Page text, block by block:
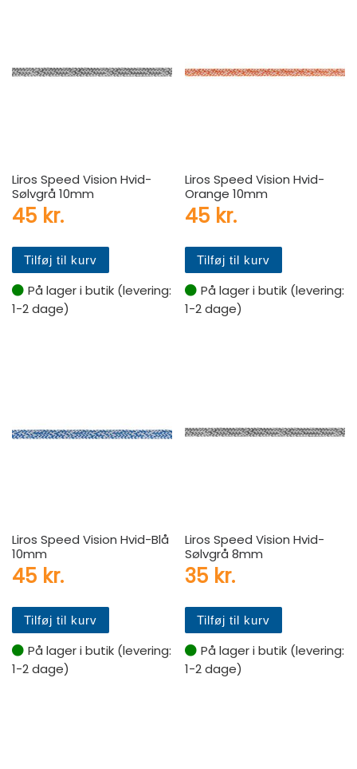
Liros Speed Vision Hvid-
Sølvgrå 10mm
45 kr.
Tilføj til kurv
På lager i butik (levering:
1-2 dage)
Liros Speed Vision Hvid-
Orange 10mm
45 kr.
Tilføj til kurv
På lager i butik (levering:
1-2 dage)
Liros Speed Vision Hvid-Blå
10mm
45 kr.
Tilføj til kurv
På lager i butik (levering:
1-2 dage)
Liros Speed Vision Hvid-
Sølvgrå 8mm
35 kr.
Tilføj til kurv
På lager i butik (levering:
1-2 dage)